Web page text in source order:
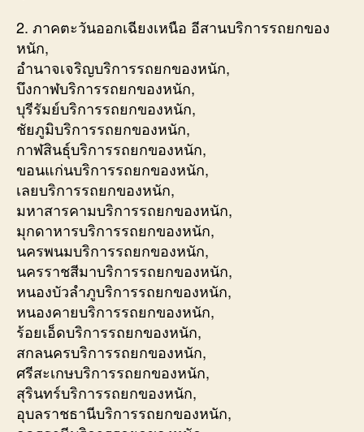
2. ภาคตะวันออกเฉียงเหนือ อีสานบริการรถยกของ
หนัก,
อำนาจเจริญบริการรถยกของหนัก,
บึงกาฬบริการรถยกของหนัก,
บุรีรัมย์บริการรถยกของหนัก,
ชัยภูมิบริการรถยกของหนัก,
กาฬสินธุ์บริการรถยกของหนัก,
ขอนแก่นบริการรถยกของหนัก,
เลยบริการรถยกของหนัก,
มหาสารคามบริการรถยกของหนัก,
มุกดาหารบริการรถยกของหนัก,
นครพนมบริการรถยกของหนัก,
นครราชสีมาบริการรถยกของหนัก,
หนองบัวลำภูบริการรถยกของหนัก,
หนองคายบริการรถยกของหนัก,
ร้อยเอ็ดบริการรถยกของหนัก,
สกลนครบริการรถยกของหนัก,
ศรีสะเกษบริการรถยกของหนัก,
สุรินทร์บริการรถยกของหนัก,
อุบลราชธานีบริการรถยกของหนัก,